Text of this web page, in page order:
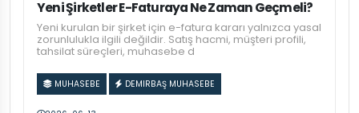
Yeni Şirketler E-Faturaya Ne Zaman Geçmeli?
Yeni kurulan bir şirket için e-fatura kararı yalnızca yasal
zorunlulukla ilgili değildir. Satış hacmi, müşteri profili,
tahsilat süreçleri, muhasebe d
MUHASEBE DEMIRBAŞ MUHASEBE